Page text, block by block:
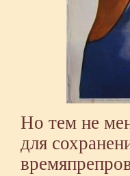
Но тем не
для